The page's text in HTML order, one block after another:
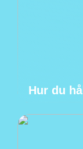
Hur du